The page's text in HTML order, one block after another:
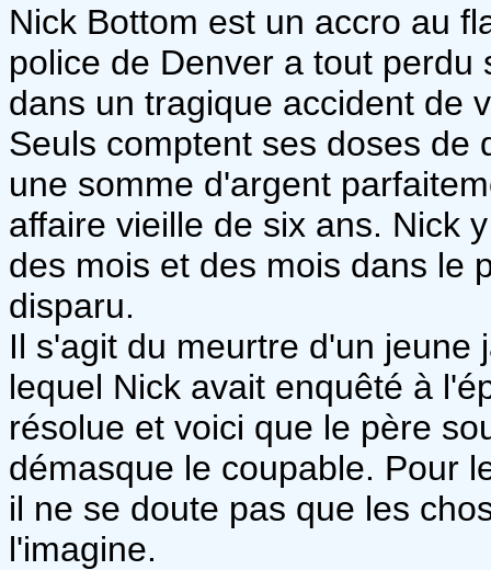
Nick Bottom est un accro au
police de Denver a tout
dans un tragique accident de
Seuls comptent ses doses de
une somme d'argent
affaire vieille de six ans. Nick
des mois et des mois dans le
disparu.
Il s'agit du meurtre d'un jeune
lequel Nick avait enquêté à
résolue et voici que le père
démasque le coupable. Pour
il ne se doute pas que les
l'imagine.